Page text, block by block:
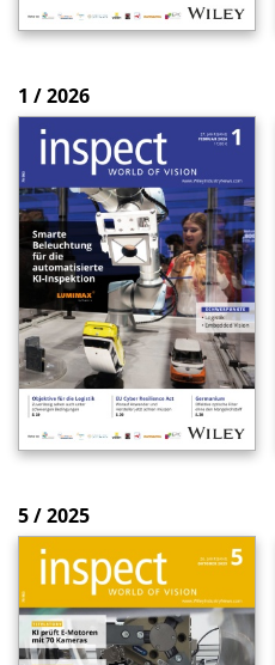
1 / 2026
5 / 2025